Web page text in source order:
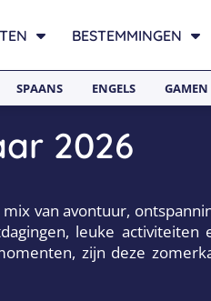
BESTEMMINGEN
SPAANS ENGELS GAMEN
2026
van avontuur,
leuke
zijn deze